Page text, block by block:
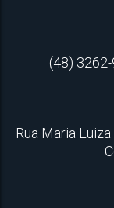
(48)
Rua Maria